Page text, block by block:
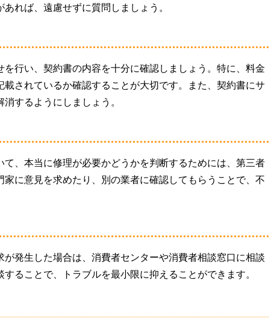
れば、遠慮せずに質問しましょう。
行い、契約書の内容を十分に確認しましょう。特に、料金
されているか確認することが大切です。また、契約書にサ
するようにしましょう。
、本当に修理が必要かどうかを判断するためには、第三者
に意見を求めたり、別の業者に確認してもらうことで、不
発生した場合は、消費者センターや消費者相談窓口に相談
ることで、トラブルを最小限に抑えることができます。